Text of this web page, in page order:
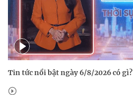
Tin tức nổi bật ngày 6/8/2026 có gì?